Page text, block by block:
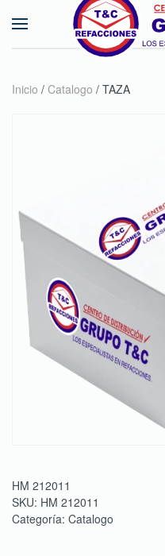
Skip to main content
Inicio / Catalogo / TAZA
HM 212011
SKU: HM 212011
Categoría: Catalogo